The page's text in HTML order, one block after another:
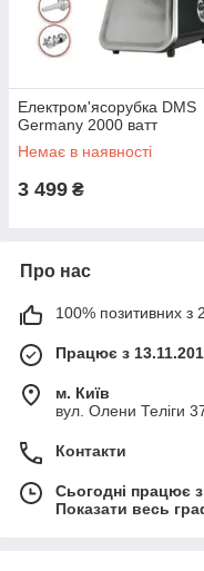
Електром'ясорубка DMS
Germany 2000 ватт
Немає в наявності
3 499 ₴
Про нас
100% позитивних з
Працює з
м. Київ
вул. Олени Теліги
Контакти
Сьогодні працює
Показати весь